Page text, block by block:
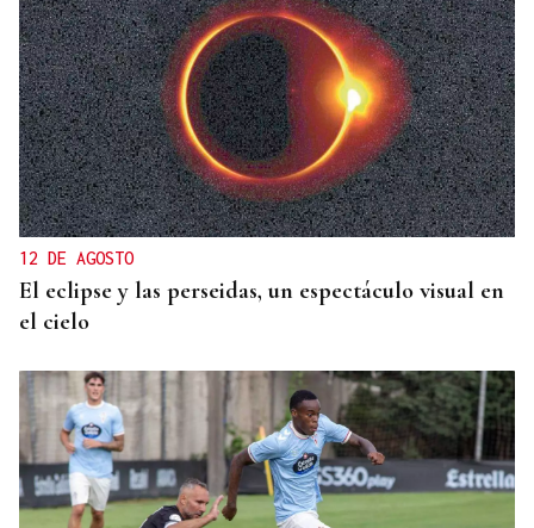
VIAJES MARÍTIMOS DE ALTA GAMA
Explora Journeys estrena el Explora III en
Barcelona, su primer buque propulsado por GNL
12 DE AGOSTO
El eclipse y las perseidas, un espectáculo visual en
el cielo